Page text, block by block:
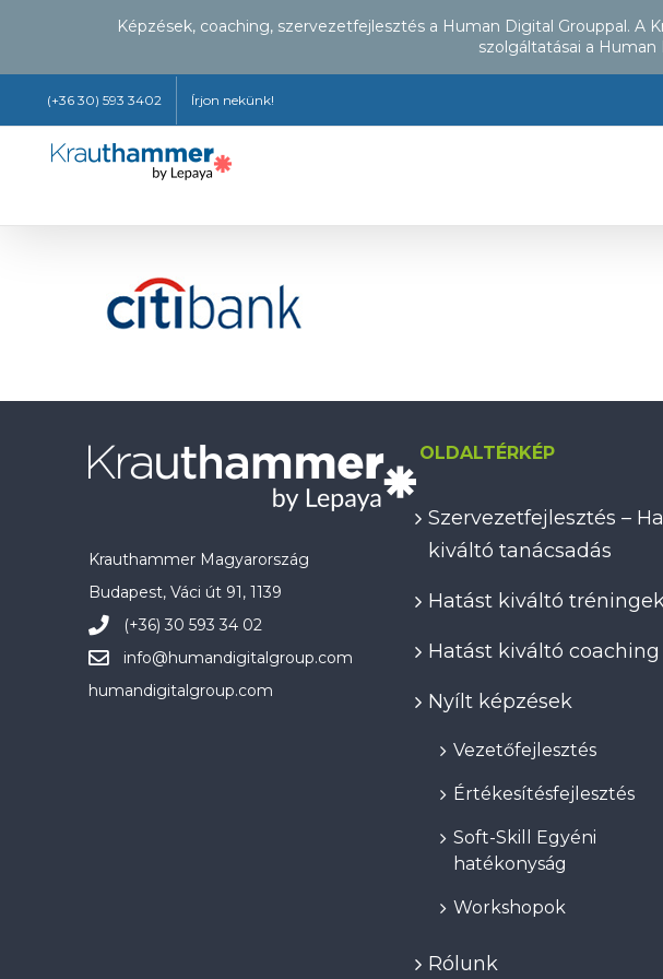
(+36 30) 593 3402 Írjon nekünk!
Krauthammer Magyarország
Budapest, Váci út 91, 1139
(+36) 30 593 34 02
info@humandigitalgroup.com
humandigitalgroup.com
OLDALTÉRKÉP
Szervezetfejlesztés –
kiváltó tanácsadás
Hatást kiváltó
Hatást kiváltó coaching
Nyílt képzések
Vezetőfejlesztés
Értékesítésfejlesztés
Soft-Skill Egyéni
hatékonyság
Workshopok
Rólunk
Képzések, coaching, szervezetfejlesztés a Human Digital Grouppal.
szolgáltatásai a